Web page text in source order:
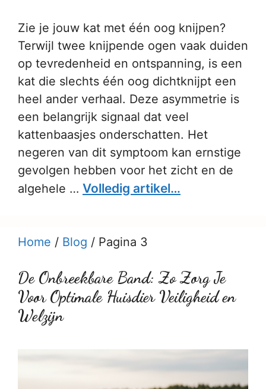
Zie je jouw kat met één oog knijpen?
Terwijl twee knijpende ogen vaak duiden
op tevredenheid en ontspanning, is een
kat die slechts één oog dichtknijpt een
heel ander verhaal. Deze asymmetrie is
een belangrijk signaal dat veel
kattenbaasjes onderschatten. Het
negeren van dit symptoom kan ernstige
gevolgen hebben voor het zicht en de
algehele … Volledig artikel…
Home / Blog / Pagina 3
De Onbreekbare Band: Zo Zorg Je
Voor Optimale Huisdier Veiligheid en
Welzijn